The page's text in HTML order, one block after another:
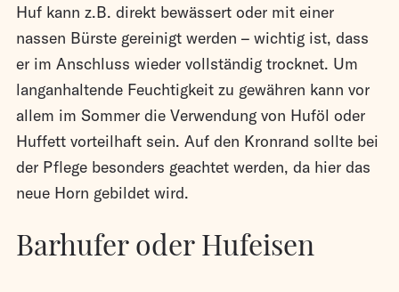
Huf kann z.B. direkt bewässert oder mit einer
nassen Bürste gereinigt werden – wichtig ist, dass
er im Anschluss wieder vollständig trocknet. Um
langanhaltende Feuchtigkeit zu gewähren kann vor
allem im Sommer die Verwendung von Huföl oder
Huffett vorteilhaft sein. Auf den Kronrand sollte bei
der Pflege besonders geachtet werden, da hier das
neue Horn gebildet wird.
Barhufer oder Hufeisen